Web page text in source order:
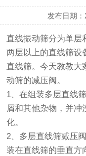
发布日期
直线振动筛分为单层
两层以上的直线筛设
直线筛。今天教教大
动筛的减压阀。
1、在组装多层直线
屑和其他杂物，并冲
化。
2、多层直线筛减压
装在直线筛的垂直方